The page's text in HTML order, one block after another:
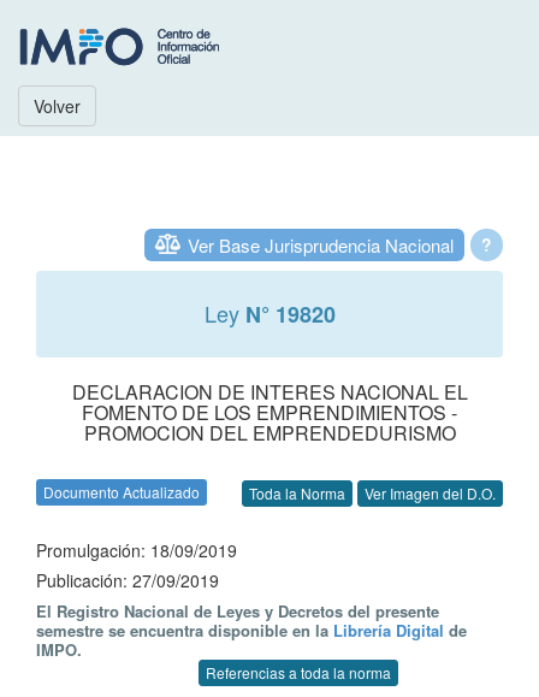
Volver
?
Ver Base Jurisprudencia Nacional
Ley N° 19820
DECLARACION DE INTERES NACIONAL EL
FOMENTO DE LOS EMPRENDIMIENTOS -
PROMOCION DEL EMPRENDEDURISMO
Documento Actualizado Toda la Norma Ver Imagen del D.O.
Promulgación: 18/09/2019
Publicación: 27/09/2019
El Registro Nacional de Leyes y Decretos del presente
semestre se encuentra disponible en la Librería Digital de
IMPO.
Referencias a toda la norma